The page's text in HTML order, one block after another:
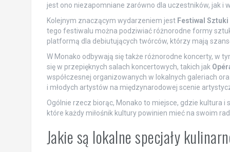
jest ono niezapomniane zarówno dla uczestników, jak i
Kolejnym znaczącym wydarzeniem jest Festiwal
tego festiwalu można podziwiać różnorodne formy
platformą dla debiutujących twórców, którzy mają
W Monako odbywają się także różnorodne koncerty, w
się w przepięknych salach koncertowych, takich jak
współczesnej organizowanych w lokalnych galeriach
i młodych artystów na międzynarodowej scenie
Ogólnie rzecz biorąc, Monako to miejsce, gdzie kultura
które każdy miłośnik kultury powinien mieć na swoim
Jakie są lokalne specjały